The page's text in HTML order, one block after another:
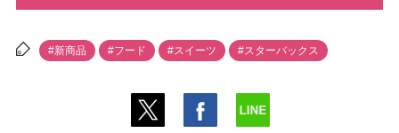
#新商品 #フード #スイーツ #スターバックス